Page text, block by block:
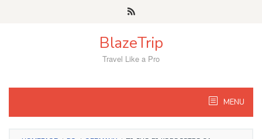
BlazeTrip
Travel Like a Pro
MENU